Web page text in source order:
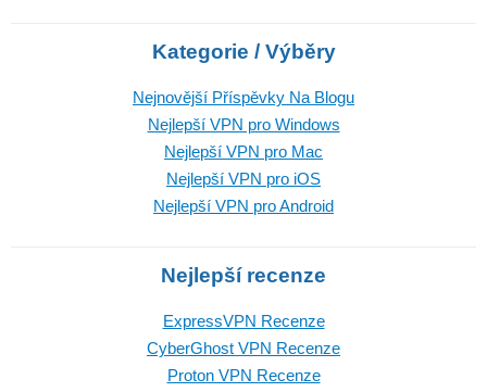
Kategorie / Výběry
Nejnovější Příspěvky Na Blogu
Nejlepší VPN pro Windows
Nejlepší VPN pro Mac
Nejlepší VPN pro iOS
Nejlepší VPN pro Android
Nejlepší recenze
ExpressVPN Recenze
CyberGhost VPN Recenze
Proton VPN Recenze